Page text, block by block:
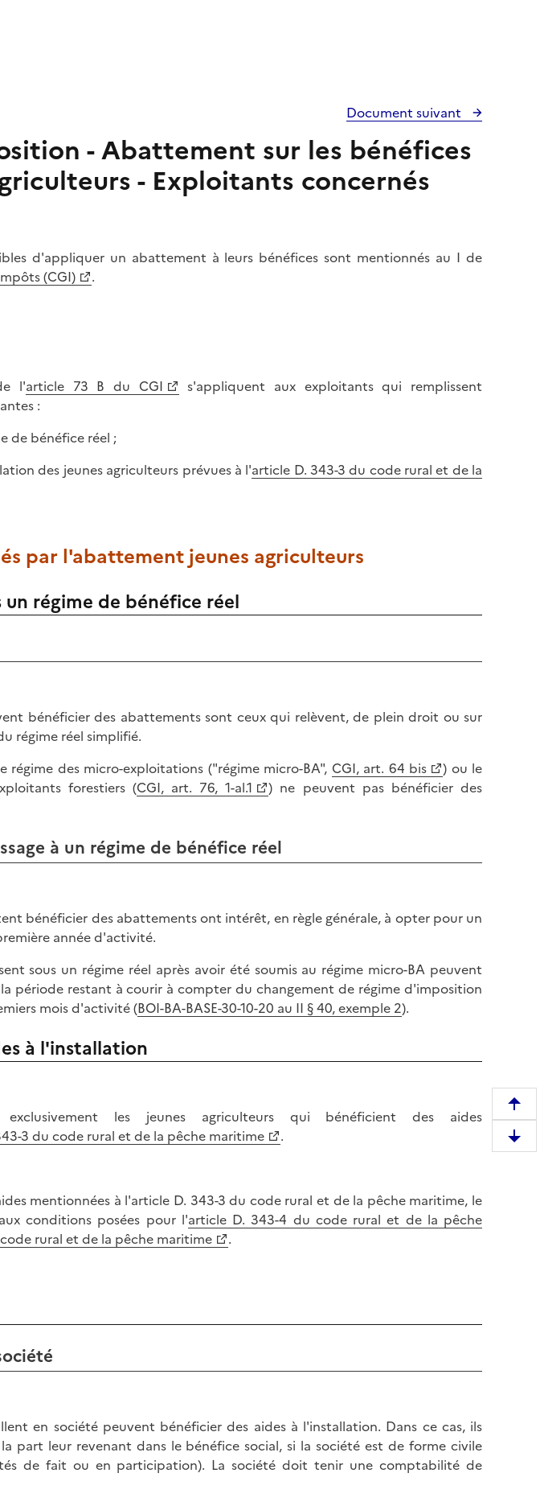
Document suivant
- Abattement sur les bénéfices
- Exploitants concernés
d'appliquer un abattement à leurs bénéfices sont mentionnés au I de
(CGI) .
l'article 73 B du CGI
s'appliquent aux exploitants qui remplissent
:
de bénéfice réel ;
des jeunes agriculteurs prévues à l'article D. 343-3 du code rural et de la
par l'abattement jeunes agriculteurs
régime de bénéfice réel
bénéficier des abattements sont ceux qui relèvent, de plein droit ou sur
régime réel simplifié.
régime des micro-exploitations ("régime micro-BA", CGI, art. 64 bis
) ou le
forestiers (CGI, art. 76, 1-al.1
) ne peuvent pas bénéficier des
à un régime de bénéfice réel
bénéficier des abattements ont intérêt, en règle générale, à opter pour un
année d'activité.
sous un régime réel après avoir été soumis au régime micro-BA peuvent
période restant à courir à compter du changement de régime d'imposition
mois d'activité (BOI-BA-BASE-30-10-20 au II § 40, exemple 2).
à l'installation
exclusivement les jeunes agriculteurs qui bénéficient des aides
3 du code rural et de la pêche maritime
.
mentionnées à l'article D. 343-3 du code rural et de la pêche maritime, le
conditions posées pour l'article D. 343-4 du code rural et de la pêche
rural et de la pêche maritime
.
en société peuvent bénéficier des aides à l'installation. Dans ce cas, ils
part leur revenant dans le bénéfice social, si la société est de forme civile
de fait ou en participation). La société doit tenir une comptabilité de
e
m
D